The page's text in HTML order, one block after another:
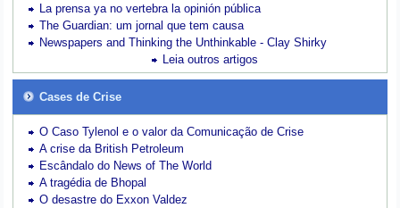
La prensa ya no vertebra la opinión pública
The Guardian: um jornal que tem causa
Newspapers and Thinking the Unthinkable - Clay Shirky
Leia outros artigos
Cases de Crise
O Caso Tylenol e o valor da Comunicação de Crise
A crise da British Petroleum
Escândalo do News of The World
A tragédia de Bhopal
O desastre do Exxon Valdez